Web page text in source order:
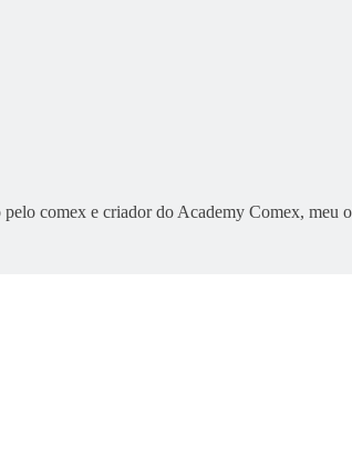
comex e criador do Academy Comex, meu